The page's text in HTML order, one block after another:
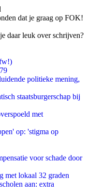
dat je graag op FOK!
daar leuk over schrijven?
politieke mening,
staatsburgerschap bij
met
op: 'stigma op
voor schade door
met lokaal 32 graden
aan: extra